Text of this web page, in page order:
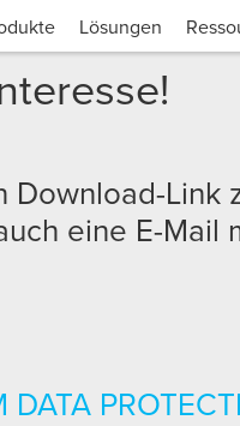
Lösungen
Link
eine E-